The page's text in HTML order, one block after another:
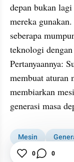
depan bukan
mereka
seberapa
teknologi
Pertanyaannya:
membuat aturan
membiarkan
generasi masa
Mesin
Pendidikan
0 0